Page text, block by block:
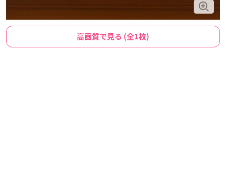
高画質で見る (全1枚)